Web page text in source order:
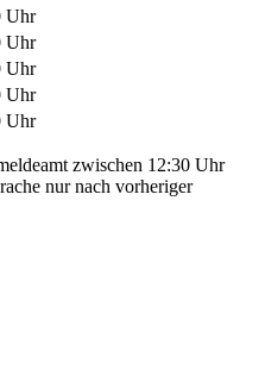
Uhr
Uhr
Uhr
Uhr
Uhr
zwischen 12:30 Uhr
nur nach vorheriger